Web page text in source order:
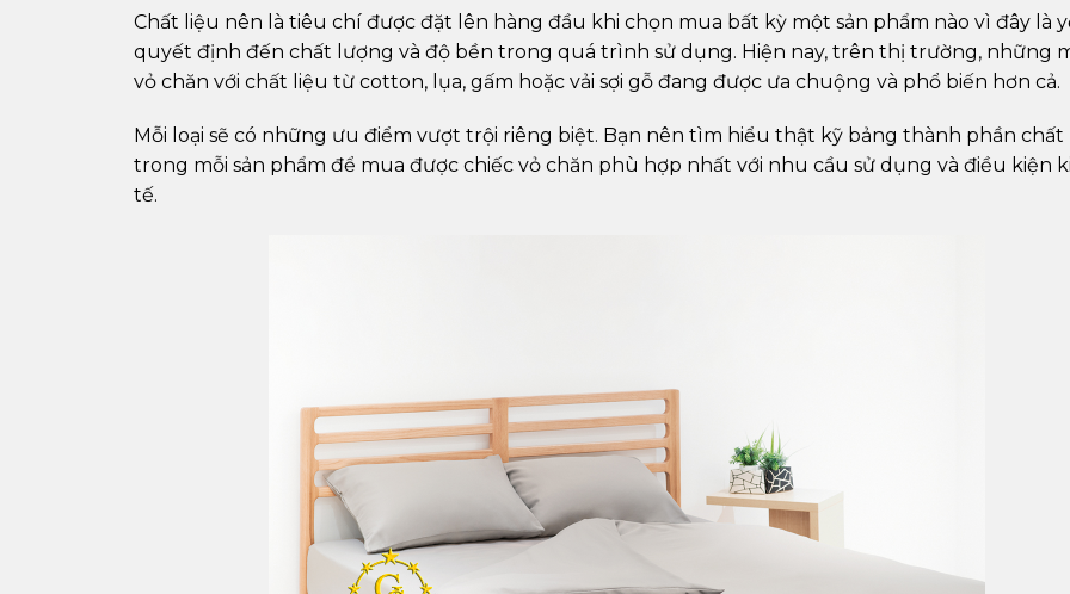
Chất liệu nên là tiêu chí được đặt lên hàng đầu khi chọn mua bất kỳ một sản phẩm nào vì đây là
quyết định đến chất lượng và độ bền trong quá trình sử dụng. Hiện nay, trên thị trường, những
vỏ chăn với chất liệu từ cotton, lụa, gấm hoặc vải sợi gỗ đang được ưa chuộng và phổ biến hơn cả.
Mỗi loại sẽ có những ưu điểm vượt trội riêng biệt. Bạn nên tìm hiểu thật kỹ bảng thành phần chất
trong mỗi sản phẩm để mua được chiếc vỏ chăn phù hợp nhất với nhu cầu sử dụng và điều kiện
tế.